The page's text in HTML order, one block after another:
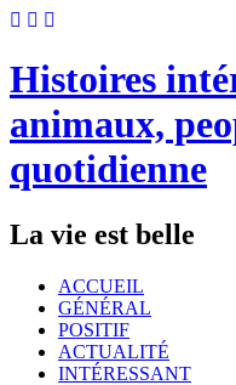
Skip
content
Histoires
animaux,
quotidienne
La vie est belle
ACCUEIL
GÉNÉRAL
POSITIF
ACTUALITÉ
INTÉRESSANT